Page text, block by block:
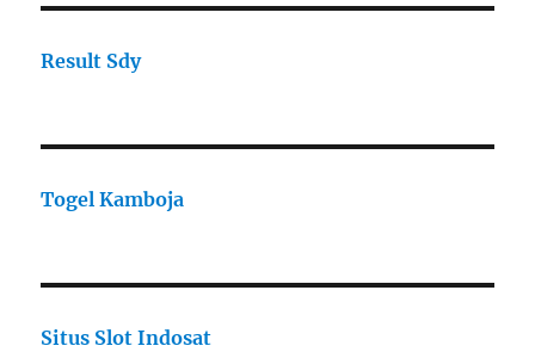
Result Sdy
Togel Kamboja
Situs Slot Indosat